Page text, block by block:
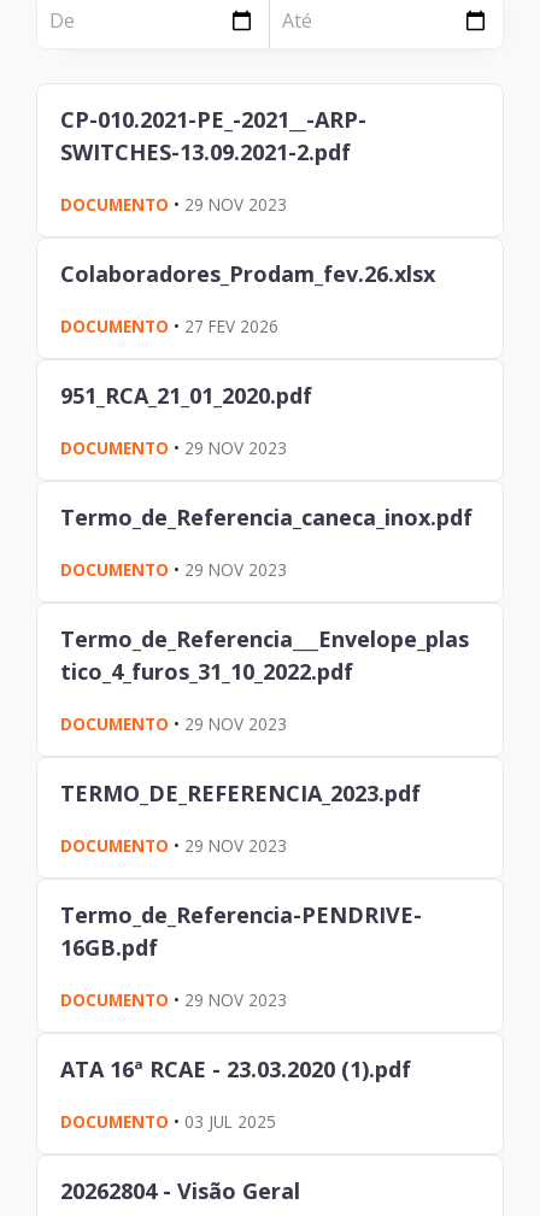
Página
Notícia
NOTÍCIA
Tecnologia
Gestão de Tecnologia
PÁGINA
Case
CP-010.2021-PE_-2021__-ARP-
SWITCHES-13.09.2021-2.pdf
DOCUMENTO • 29 NOV 2023
Colaboradores_Prodam_fev.26.xlsx
DOCUMENTO • 27 FEV 2026
951_RCA_21_01_2020.pdf
DOCUMENTO • 29 NOV 2023
Termo_de_Referencia_caneca_inox.pdf
DOCUMENTO • 29 NOV 2023
Termo_de_Referencia___Envelope_plas
tico_4_furos_31_10_2022.pdf
DOCUMENTO • 29 NOV 2023
TERMO_DE_REFERENCIA_2023.pdf
DOCUMENTO • 29 NOV 2023
Termo_de_Referencia-PENDRIVE-
16GB.pdf
DOCUMENTO • 29 NOV 2023
ATA 16ª RCAE - 23.03.2020 (1).pdf
DOCUMENTO • 03 JUL 2025
20262804 - Visão Geral